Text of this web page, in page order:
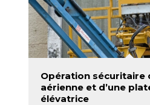
Opération sécuritaire
aérienne et d’une
élévatrice